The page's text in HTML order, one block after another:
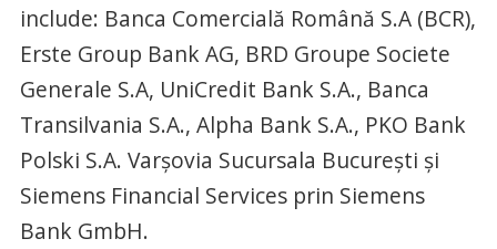
include: Banca Comercială Română S.A (BCR),
Erste Group Bank AG, BRD Groupe Societe
Generale S.A, UniCredit Bank S.A., Banca
Transilvania S.A., Alpha Bank S.A., PKO Bank
Polski S.A. Varşovia Sucursala Bucureşti şi
Siemens Financial Services prin Siemens
Bank GmbH.